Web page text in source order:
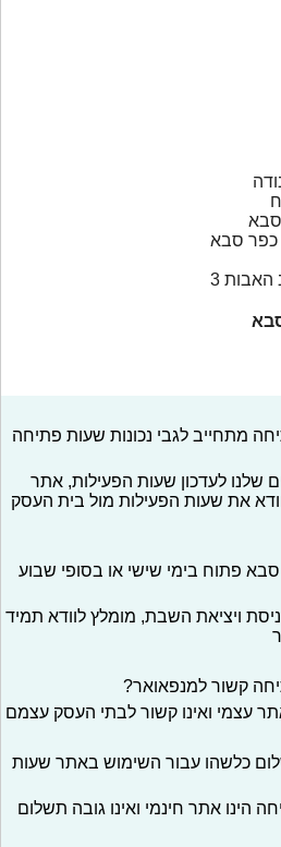
כפר סבא
3
מתחייב לגבי נכונות שעות פתיחה
שלנו לעדכון שעות הפעילות, אתר
את שעות הפעילות מול בית העסק
פתוח בימי שישי או בסופי שבוע
ויציאת השבת, מומלץ לוודא תמיד
קשור למנפאואר?
עצמי ואינו קשור לבתי העסק עצמם
כלשהו עבור השימוש באתר שעות
הינו אתר חינמי ואינו גובה תשלום